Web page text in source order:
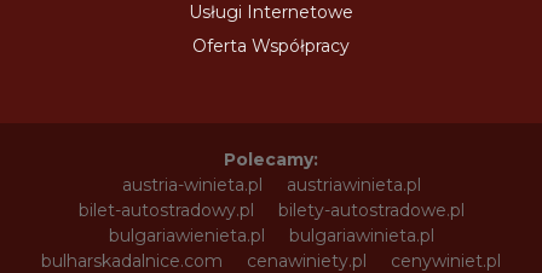
Usługi Internetowe
Oferta Współpracy
Polecamy:
austria-winieta.pl
austriawinieta.pl
bilet-autostradowy.pl
bilety-autostradowe.pl
bulgariawienieta.pl
bulgariawinieta.pl
bulharskadalnice.com
cenawiniety.pl
cenywiniet.pl